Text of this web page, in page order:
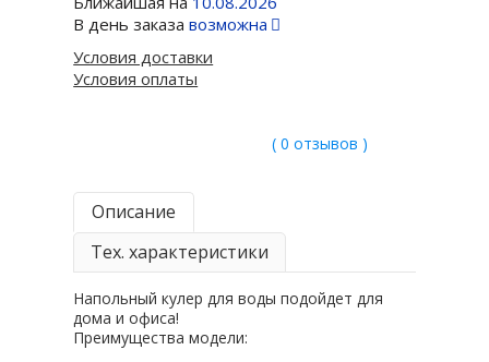
В день заказавозможна
Условия доставки
Условия оплаты
( 0 отзывов )
Описание
Тех. характеристики
Напольный кулер для воды подойдет для
дома и офиса!
Преимущества модели: